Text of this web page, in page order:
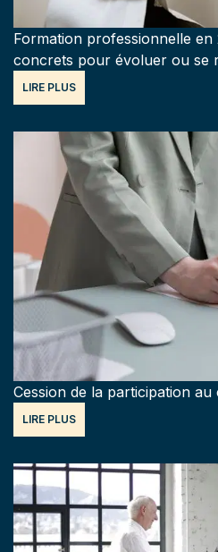
Formation professionnelle en
concrets pour évoluer ou se
LIRE PLUS
Cession de la participation au
LIRE PLUS